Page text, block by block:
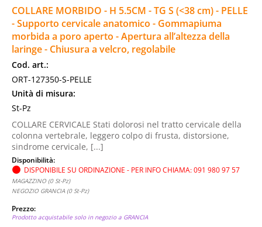
COLLARE MORBIDO - H 5.5CM - TG S (<38 cm) - PELLE
- Supporto cervicale anatomico - Gommapiuma
morbida a poro aperto - Apertura all’altezza della
laringe - Chiusura a velcro, regolabile
Cod. art.:
ORT-127350-S-PELLE
Unità di misura:
St-Pz
COLLARE CERVICALE Stati dolorosi nel tratto cervicale della
colonna vertebrale, leggero colpo di frusta, distorsione,
sindrome cervicale, [...]
Disponibilità:
DISPONIBILE SU ORDINAZIONE - PER INFO CHIAMA: 091 980 97 57
MAGAZZINO (0 St-Pz)
NEGOZIO GRANCIA (0 St-Pz)
Prezzo:
Prodotto acquistabile solo in negozio a GRANCIA